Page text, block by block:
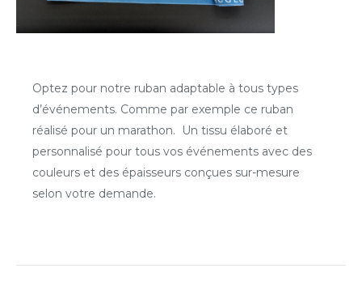
Optez pour notre ruban adaptable à tous types
d’événements. Comme par exemple ce ruban
réalisé pour un marathon. Un tissu élaboré et
personnalisé pour tous vos événements avec des
couleurs et des épaisseurs conçues sur-mesure
selon votre demande.